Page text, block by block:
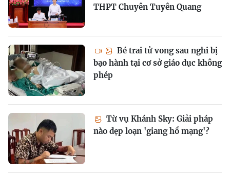
THPT Chuyên Tuyên Quang
Bé trai tử vong sau nghi bị
bạo hành tại cơ sở giáo dục không
phép
Từ vụ Khánh Sky: Giải pháp
nào dẹp loạn 'giang hồ mạng'?